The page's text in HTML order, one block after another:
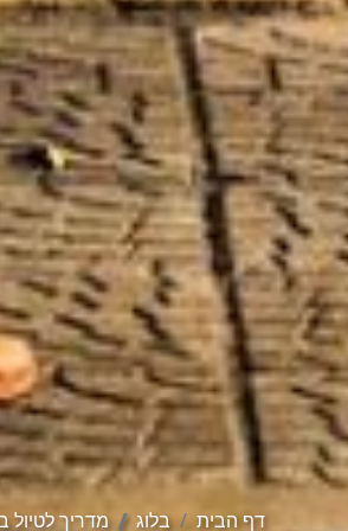
דף הבית בלוג מדריך לטיול